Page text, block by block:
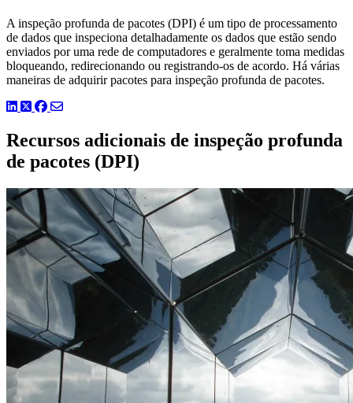
A inspeção profunda de pacotes (DPI) é um tipo de processamento
de dados que inspeciona detalhadamente os dados que estão sendo
enviados por uma rede de computadores e geralmente toma medidas
bloqueando, redirecionando ou registrando-os de acordo. Há várias
maneiras de adquirir pacotes para inspeção profunda de pacotes.
LinkedIn
TwitterFacebook
Recursos adicionais de inspeção profunda
de pacotes (DPI)